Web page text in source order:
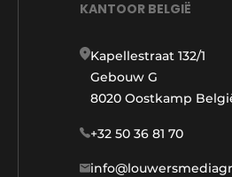
KANTOOR BELGIË
Kapellestraat 132/1
Gebouw G
8020 Oostkamp
+32 50 36 81 70